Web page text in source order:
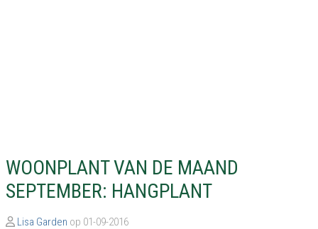
WOONPLANT VAN DE MAAND
SEPTEMBER: HANGPLANT
Lisa Garden op 01-09-2016